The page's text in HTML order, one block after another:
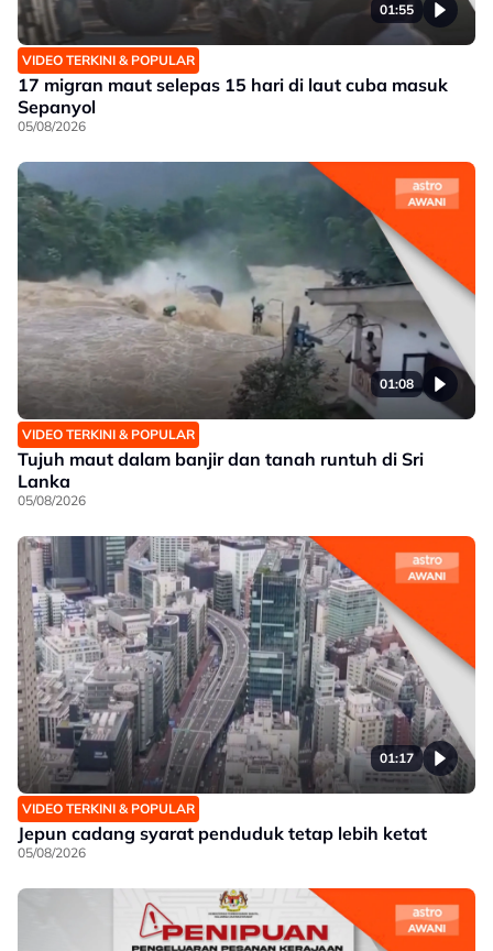
01:55
VIDEO TERKINI & POPULAR
17 migran maut selepas 15 hari di laut cuba masuk
Sepanyol
05/08/2026
01:08
VIDEO TERKINI & POPULAR
Tujuh maut dalam banjir dan tanah runtuh di Sri
Lanka
05/08/2026
01:17
VIDEO TERKINI & POPULAR
Jepun cadang syarat penduduk tetap lebih ketat
05/08/2026